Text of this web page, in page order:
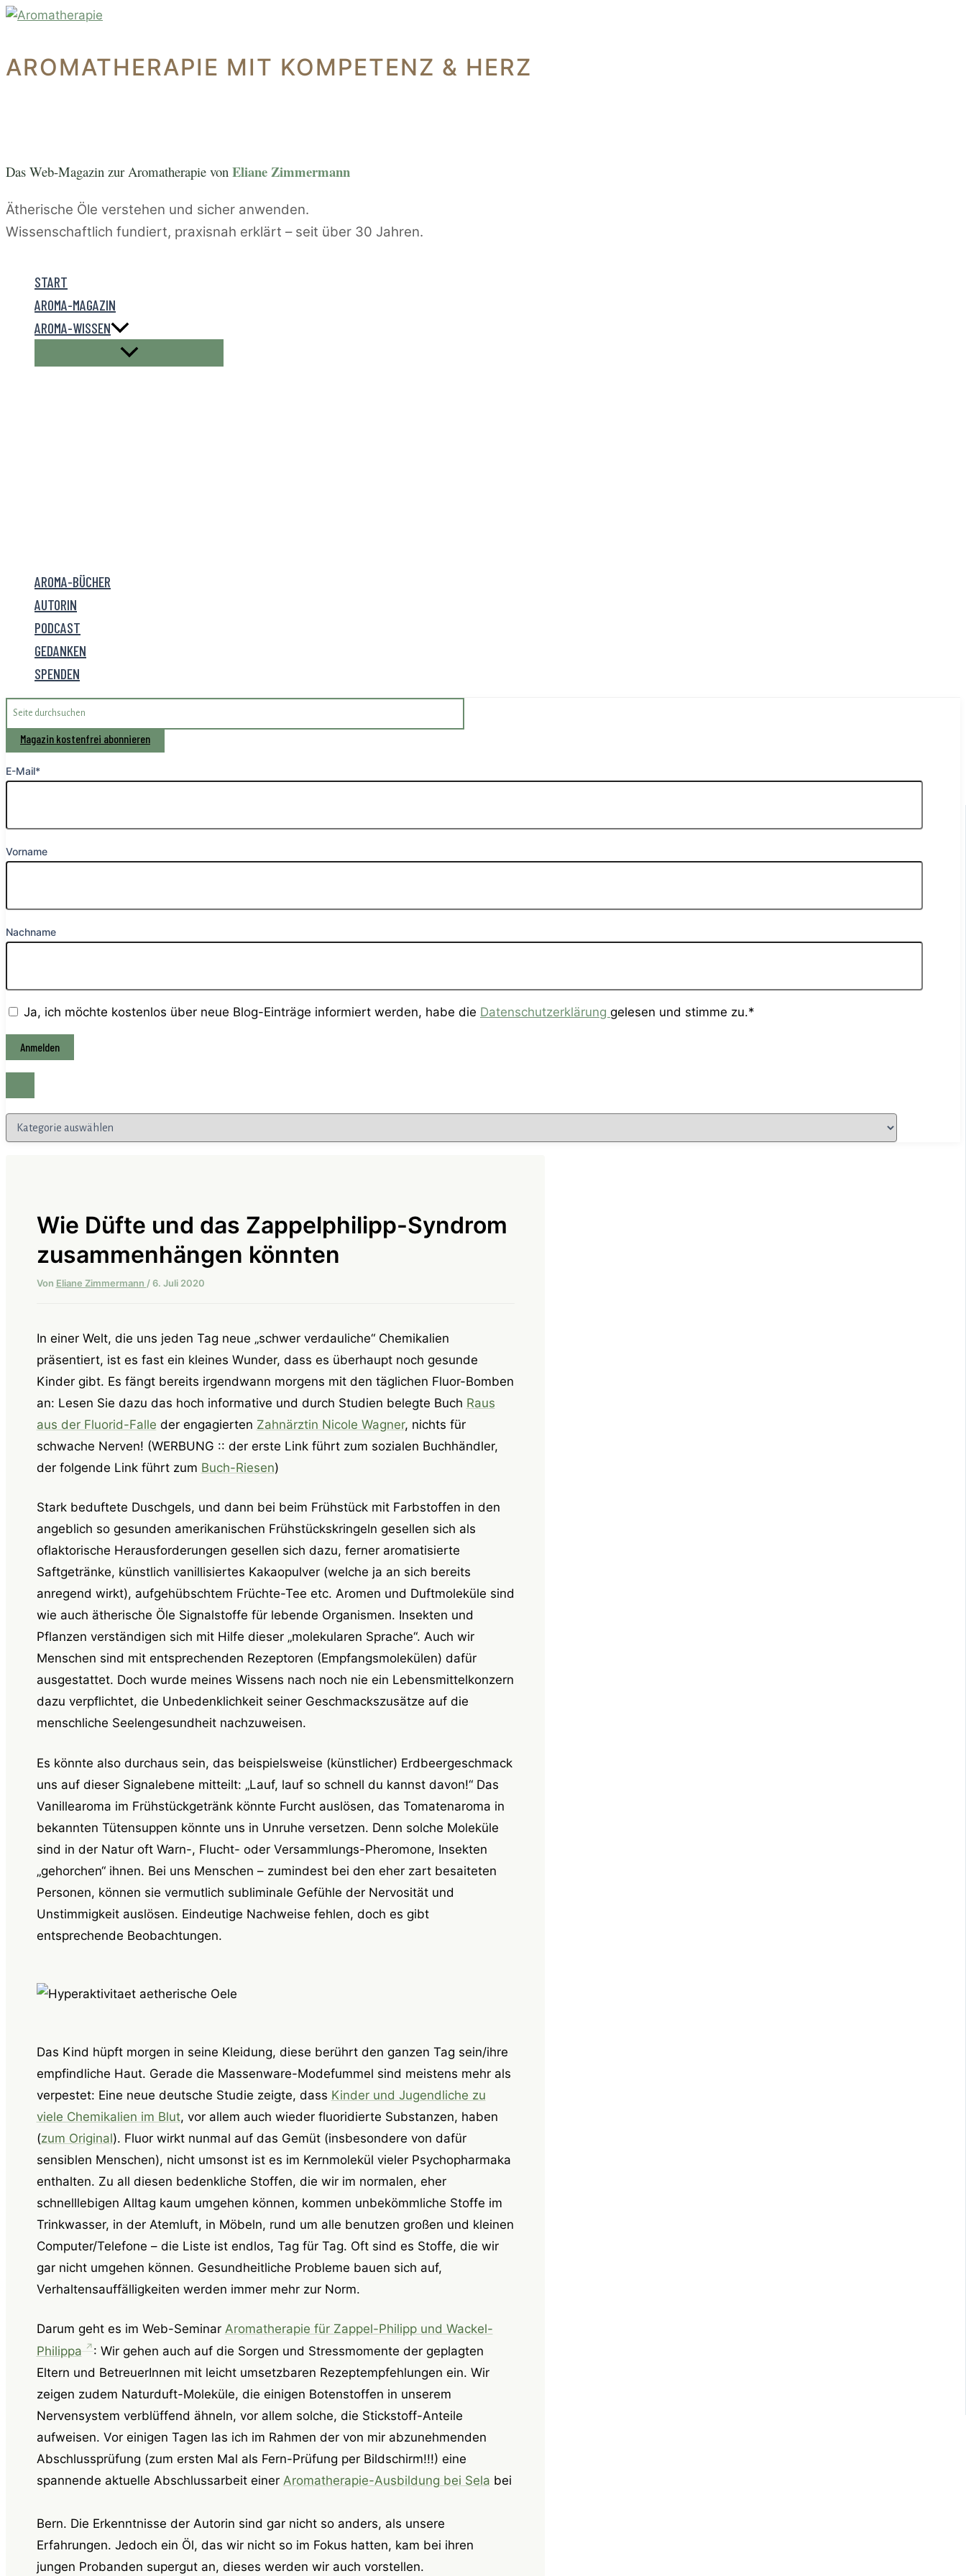
Zum
AROMATHERAPIE MIT KOMPETENZ & HERZ
Das Web-Magazin zur Aromatherapie von Eliane Zimmermann
Ätherische Öle verstehen und sicher anwenden.
Wissenschaftlich fundiert, praxisnah erklärt – seit über 30 Jahren.
START
AROMA-MAGAZIN
AROMA-WISSEN
AROMA-BÜCHER
AUTORIN
PODCAST
GEDANKEN
SPENDEN
Search
for:
Magazin kostenfrei abonnieren
E-Mail*
Vorname
Nachname
Ja, ich möchte kostenlos über neue Blog-Einträge informiert werden, habe die Datenschutzerklärung gelesen und stimme zu.*
Kategorien
Wie Düfte und das Zappelphilipp-Syndrom
zusammenhängen könnten
Von Eliane Zimmermann /6. Juli 2020
In einer Welt, die uns jeden Tag neue „schwer verdauliche“ Chemikalien
präsentiert, ist es fast ein kleines Wunder, dass es überhaupt noch gesunde
Kinder gibt. Es fängt bereits irgendwann morgens mit den täglichen Fluor-Bomben
an: Lesen Sie dazu das hoch informative und durch Studien belegte Buch Raus
aus der Fluorid-Falle der engagierten Zahnärztin Nicole Wagner, nichts für
schwache Nerven! (WERBUNG :: der erste Link führt zum sozialen Buchhändler,
der folgende Link führt zum Buch-Riesen)
Stark beduftete Duschgels, und dann bei beim Frühstück mit Farbstoffen in den
angeblich so gesunden amerikanischen Frühstückskringeln gesellen sich als
oflaktorische Herausforderungen gesellen sich dazu, ferner aromatisierte
Saftgetränke, künstlich vanillisiertes Kakaopulver (welche ja an sich bereits
anregend wirkt), aufgehübschtem Früchte-Tee etc. Aromen und Duftmoleküle sind
wie auch ätherische Öle Signalstoffe für lebende Organismen. Insekten und
Pflanzen verständigen sich mit Hilfe dieser „molekularen Sprache“. Auch wir
Menschen sind mit entsprechenden Rezeptoren (Empfangsmolekülen) dafür
ausgestattet. Doch wurde meines Wissens nach noch nie ein Lebensmittelkonzern
dazu verpflichtet, die Unbedenklichkeit seiner Geschmackszusätze auf die
menschliche Seelengesundheit nachzuweisen.
Es könnte also durchaus sein, das beispielsweise (künstlicher) Erdbeergeschmack
uns auf dieser Signalebene mitteilt: „Lauf, lauf so schnell du kannst davon!“ Das
Vanillearoma im Frühstückgetränk könnte Furcht auslösen, das Tomatenaroma in
bekannten Tütensuppen könnte uns in Unruhe versetzen. Denn solche Moleküle
sind in der Natur oft Warn-, Flucht- oder Versammlungs-Pheromone, Insekten
„gehorchen“ ihnen. Bei uns Menschen – zumindest bei den eher zart besaiteten
Personen, können sie vermutlich subliminale Gefühle der Nervosität und
Unstimmigkeit auslösen. Eindeutige Nachweise fehlen, doch es gibt
entsprechende Beobachtungen.
Das Kind hüpft morgen in seine Kleidung, diese berührt den ganzen Tag sein/ihre
empfindliche Haut. Gerade die Massenware-Modefummel sind meistens mehr als
verpestet: Eine neue deutsche Studie zeigte, dass Kinder und Jugendliche zu
viele Chemikalien im Blut, vor allem auch wieder fluoridierte Substanzen, haben
(zum Original). Fluor wirkt nunmal auf das Gemüt (insbesondere von dafür
sensiblen Menschen), nicht umsonst ist es im Kernmolekül vieler Psychopharmaka
enthalten. Zu all diesen bedenkliche Stoffen, die wir im normalen, eher
schnelllebigen Alltag kaum umgehen können, kommen unbekömmliche Stoffe im
Trinkwasser, in der Atemluft, in Möbeln, rund um alle benutzen großen und kleinen
Computer/Telefone – die Liste ist endlos, Tag für Tag. Oft sind es Stoffe, die wir
gar nicht umgehen können. Gesundheitliche Probleme bauen sich auf,
Verhaltensauffälligkeiten werden immer mehr zur Norm.
Darum geht es im Web-Seminar Aromatherapie für Zappel-Philipp und Wackel-
Philippa
: Wir gehen auch auf die Sorgen und Stressmomente der geplagten
Eltern und BetreuerInnen mit leicht umsetzbaren Rezeptempfehlungen ein. Wir
zeigen zudem Naturduft-Moleküle, die einigen Botenstoffen in unserem
Nervensystem verblüffend ähneln, vor allem solche, die Stickstoff-Anteile
aufweisen. Vor einigen Tagen las ich im Rahmen der von mir abzunehmenden
Abschlussprüfung (zum ersten Mal als Fern-Prüfung per Bildschirm!!!) eine
spannende aktuelle Abschlussarbeit einer Aromatherapie-Ausbildung bei Sela bei
Bern. Die Erkenntnisse der Autorin sind gar nicht so anders, als unsere
Erfahrungen. Jedoch ein Öl, das wir nicht so im Fokus hatten, kam bei ihren
jungen Probanden supergut an, dieses werden wir auch vorstellen.